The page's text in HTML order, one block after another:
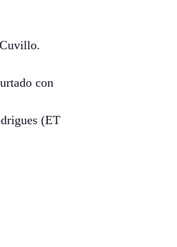
con
(ET